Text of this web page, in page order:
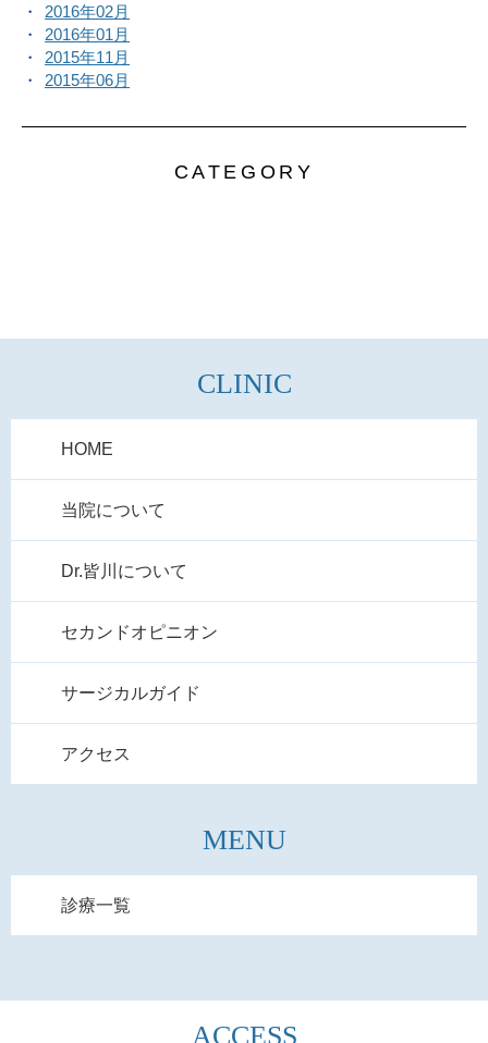
2016年02月
2016年01月
2015年11月
2015年06月
CATEGORY
CLINIC
HOME
当院について
Dr.皆川について
セカンドオピニオン
サージカルガイド
アクセス
MENU
診療一覧
ACCESS